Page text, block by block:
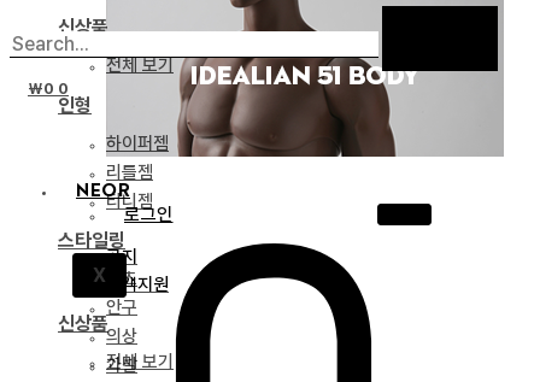
NEOR
로그인
X
공지
고객지원
신상품
전체 보기
신상품
전체 보기
인형
하이퍼젬
리틀젬
티니젬
스타일링
파츠
안구
의상
가발
₩0 0